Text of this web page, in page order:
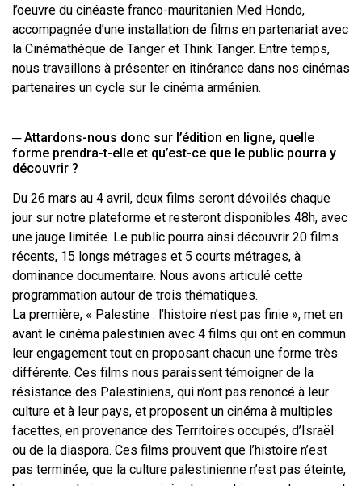
l’oeuvre du cinéaste franco-mauritanien Med Hondo,
accompagnée d’une installation de films en partenariat avec
la Cinémathèque de Tanger et Think Tanger. Entre temps,
nous travaillons à présenter en itinérance dans nos cinémas
partenaires un cycle sur le cinéma arménien.
─ Attardons-nous donc sur l’édition en ligne, quelle
forme prendra-t-elle et qu’est-ce que le public pourra y
découvrir ?
Du 26 mars au 4 avril, deux films seront dévoilés chaque
jour sur notre plateforme et resteront disponibles 48h, avec
une jauge limitée. Le public pourra ainsi découvrir 20 films
récents, 15 longs métrages et 5 courts métrages, à
dominance documentaire. Nous avons articulé cette
programmation autour de trois thématiques.
La première, « Palestine : l’histoire n’est pas finie », met en
avant le cinéma palestinien avec 4 films qui ont en commun
leur engagement tout en proposant chacun une forme très
différente. Ces films nous paraissent témoigner de la
résistance des Palestiniens, qui n’ont pas renoncé à leur
culture et à leur pays, et proposent un cinéma à multiples
facettes, en provenance des Territoires occupés, d’Israël
ou de la diaspora. Ces films prouvent que l’histoire n’est
pas terminée, que la culture palestinienne n’est pas éteinte,